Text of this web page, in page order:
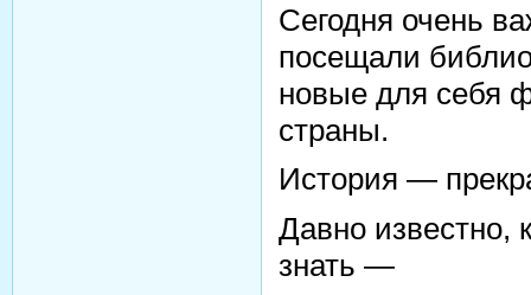
Сегодня очень
посещали
новые для себя
страны.
История —
Давно известно,
знать —